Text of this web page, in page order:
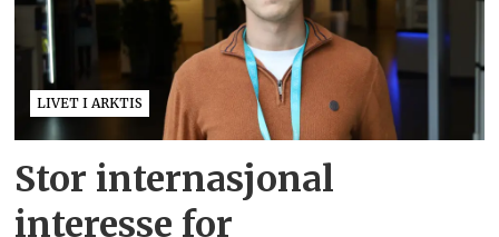
LIVET I ARKTIS
Stor internasjonal
interesse for